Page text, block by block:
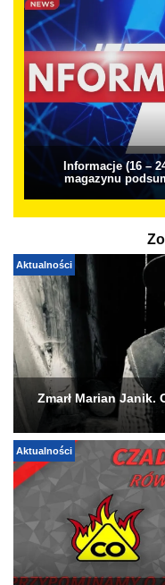
Informacje (16 –
magazynu
Aktualności
Zmarł Marian Janik.
Aktualności